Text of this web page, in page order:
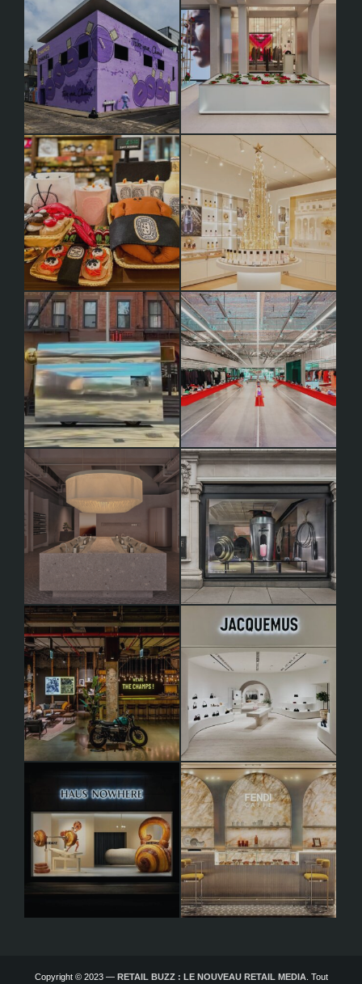
Copyright © 2023 — RETAIL BUZZ : LE NOUVEAU RETAIL MEDIA. Tout